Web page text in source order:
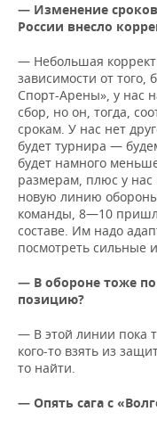
— Изменение сроков
России внесло
— Небольшая
зависимости от того,
Спорт-Арены», у нас
сбор, но он, тогда,
срокам. У нас нет
будет турнира —
будет намного
размерам, плюс у нас
новую линию
команды, 8—10
составе. Им надо
посмотреть сильные
— В обороне тоже
позицию?
— В этой линии пока
кого-то взять из
то найти.
— Опять сага с